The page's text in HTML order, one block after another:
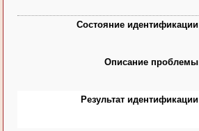
Состояние идентификации
Описание проблемы
Результат идентификации